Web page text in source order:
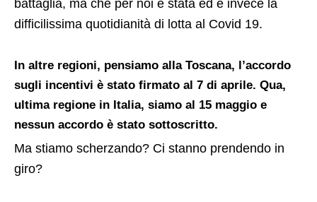
battaglia, ma che per noi è stata ed è invece la
difficilissima quotidianità di lotta al Covid 19.
In altre regioni, pensiamo alla Toscana, l’accordo
sugli incentivi è stato firmato al 7 di aprile. Qua,
ultima regione in Italia, siamo al 15 maggio e
nessun accordo è stato sottoscritto.
Ma stiamo scherzando? Ci stanno prendendo in
giro?